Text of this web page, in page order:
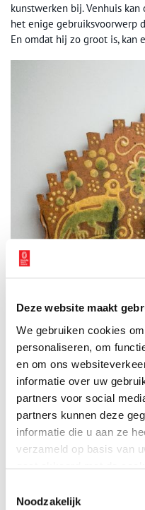
Deze website maakt
We gebruiken cookies
personaliseren, om
en om ons
informatie over uw
partners voor social
partners kunnen deze
informatie die u aan ze
verzameld op basis van
Noodzakelijk
kunstwerken bij. Venhuis
het enige gebruiksvoorwerp
En omdat hij zo groot is, kan